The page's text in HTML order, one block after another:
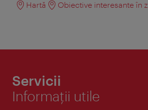
Hartă
Obiective interesante în
Servicii
Informaţii utile